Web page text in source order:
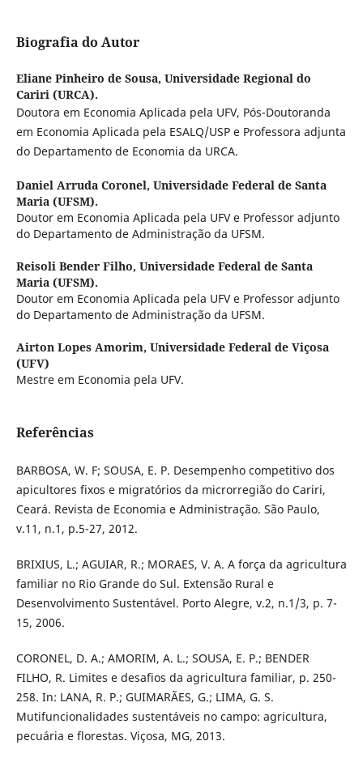
Biografia do Autor
Eliane Pinheiro de Sousa, Universidade Regional do
Cariri (URCA).
Doutora em Economia Aplicada pela UFV, Pós-Doutoranda
em Economia Aplicada pela ESALQ/USP e Professora adjunta
do Departamento de Economia da URCA.
Daniel Arruda Coronel, Universidade Federal de Santa
Maria (UFSM).
Doutor em Economia Aplicada pela UFV e Professor adjunto
do Departamento de Administração da UFSM.
Reisoli Bender Filho, Universidade Federal de Santa
Maria (UFSM).
Doutor em Economia Aplicada pela UFV e Professor adjunto
do Departamento de Administração da UFSM.
Airton Lopes Amorim, Universidade Federal de Viçosa
(UFV)
Mestre em Economia pela UFV.
Referências
BARBOSA, W. F; SOUSA, E. P. Desempenho competitivo dos
apicultores fixos e migratórios da microrregião do Cariri,
Ceará. Revista de Economia e Administração. São Paulo,
v.11, n.1, p.5-27, 2012.
BRIXIUS, L.; AGUIAR, R.; MORAES, V. A. A força da agricultura
familiar no Rio Grande do Sul. Extensão Rural e
Desenvolvimento Sustentável. Porto Alegre, v.2, n.1/3, p. 7-
15, 2006.
CORONEL, D. A.; AMORIM, A. L.; SOUSA, E. P.; BENDER
FILHO, R. Limites e desafios da agricultura familiar, p. 250-
258. In: LANA, R. P.; GUIMARÃES, G.; LIMA, G. S.
Mutifuncionalidades sustentáveis no campo: agricultura,
pecuária e florestas. Viçosa, MG, 2013.